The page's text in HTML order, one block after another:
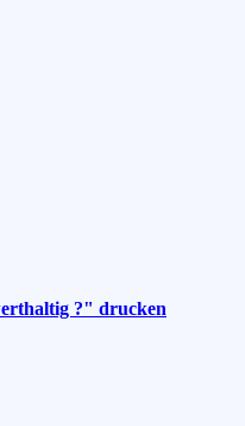
?" drucken